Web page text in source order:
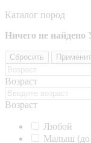
Каталог пород
Ничего не найдено
Сбросить
Возраст
Возраст
Любой
Малыш (до